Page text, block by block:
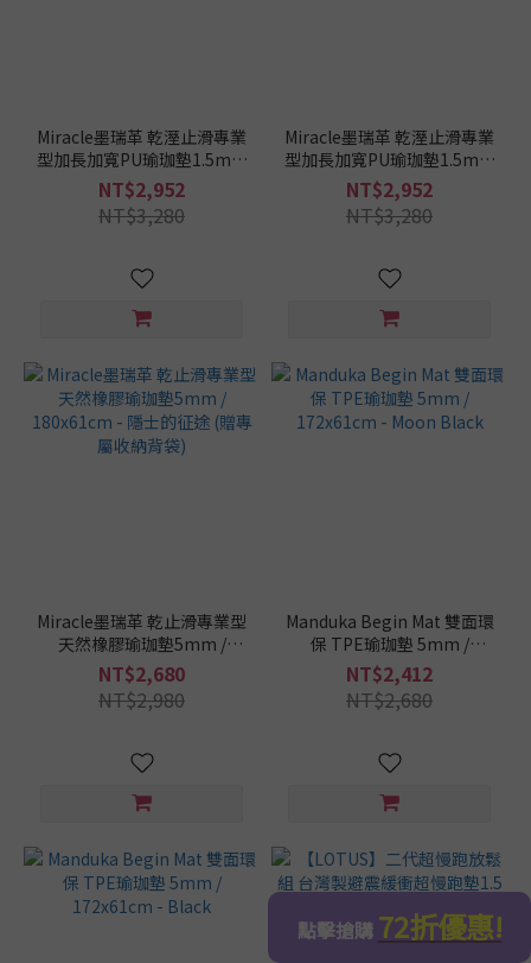
Miracle墨瑞革 乾溼止滑專業
型加長加寬PU瑜珈墊1.5mm
/ 183x68cm - 野姜翠 (贈專
屬收納背袋)
NT$2,952
NT$3,280
Miracle墨瑞革 乾溼止滑專業
型加長加寬PU瑜珈墊1.5mm
/ 183x68cm - 岩暮灰 (贈專
屬收納背袋)
NT$2,952
NT$3,280
Miracle墨瑞革 乾止滑專業型
天然橡膠瑜珈墊5mm /
180x61cm - 隱士的征途 (贈
專屬收納背袋)
NT$2,680
NT$2,980
Manduka Begin Mat 雙面環
保 TPE瑜珈墊 5mm /
172x61cm - Moon Black
NT$2,412
NT$2,680